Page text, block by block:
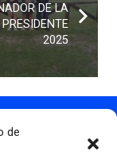
de
DE LA
2025